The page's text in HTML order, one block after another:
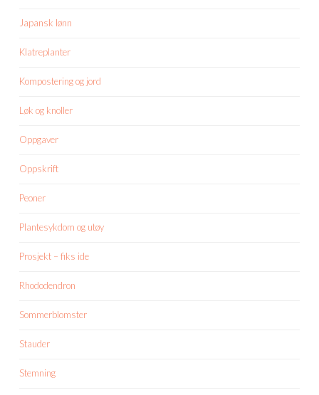
Japansk lønn
Klatreplanter
Kompostering og jord
Løk og knoller
Oppgaver
Oppskrift
Peoner
Plantesykdom og utøy
Prosjekt – fiks ide
Rhododendron
Sommerblomster
Stauder
Stemning